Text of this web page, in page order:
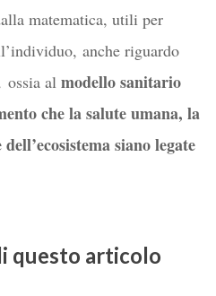
matematica, utili per
anche riguardo
ossia al modello sanitario
che la salute umana, la
siano legate
questo articolo